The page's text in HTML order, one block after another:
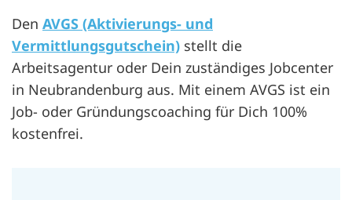
Den AVGS (Aktivierungs- und
Vermittlungsgutschein) stellt die
Arbeitsagentur oder Dein zuständiges Jobcenter
in Neubrandenburg aus. Mit einem AVGS ist ein
Job- oder Gründungscoaching für Dich 100%
kostenfrei.